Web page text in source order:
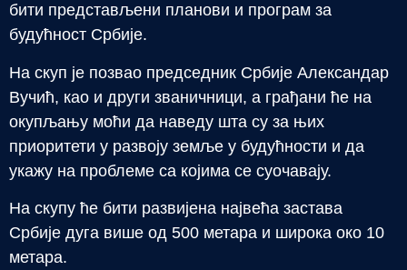
бити представљени планови и програм за
будућност Србије.
На скуп је позвао председник Србије Александар
Вучић, као и други званичници, а грађани ће на
окупљању моћи да наведу шта су за њих
приоритети у развоју земље у будућности и да
укажу на проблеме са којима се суочавају.
На скупу ће бити развијена највећа застава
Србије дуга више од 500 метара и широка око 10
метара.